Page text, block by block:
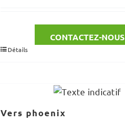
CONTACTEZ-NOUS
Détails
Vers phoenix